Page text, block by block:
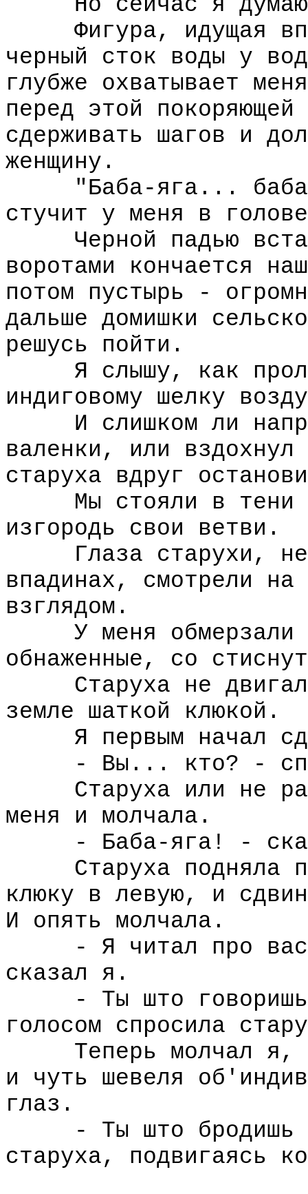
Фигура, идущая
черный сток воды у
глубже охватывает
перед этой
сдерживать шагов и
женщину.
"Баба-яга...
стучит у меня в
Черной падью
воротами кончается
потом пустырь -
дальше домишки
решусь пойти.
Я слышу, как
индиговому шелку
И слишком ли
валенки, или
старуха вдруг
Мы стояли в тени
изгородь свои ветви.
Глаза старухи,
впадинах, смотрели
взглядом.
У меня обмерзали
обнаженные, со
Старуха не
земле шаткой клюкой.
Я первым начал
- Вы... кто? -
Старуха или не
меня и молчала.
- Баба-яга! -
Старуха подняла
клюку в левую, и
И опять молчала.
- Я читал про
сказал я.
- Ты што говоришь,
голосом спросила
Теперь молчал я,
и чуть шевеля
глаз.
- Ты што бродишь в
старуха, подвигаясь